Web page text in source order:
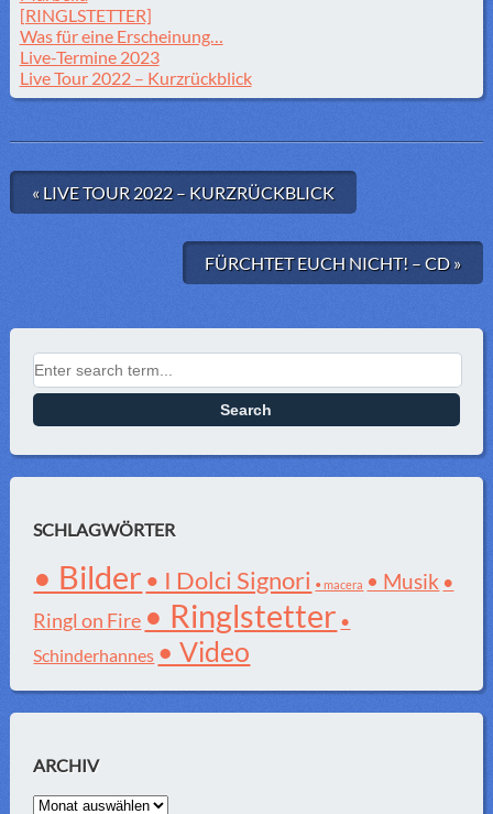
[RINGLSTETTER]
Was für eine Erscheinung…
Live-Termine 2023
Live Tour 2022 – Kurzrückblick
« LIVE TOUR 2022 – KURZRÜCKBLICK
FÜRCHTET EUCH NICHT! – CD »
Search for:
SCHLAGWÖRTER
• Bilder • I Dolci Signori • macera • Musik •
Ringl on Fire • Ringlstetter •
Schinderhannes • Video
ARCHIV
Archiv